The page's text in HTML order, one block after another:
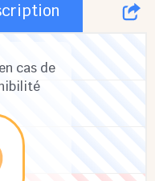
cas de